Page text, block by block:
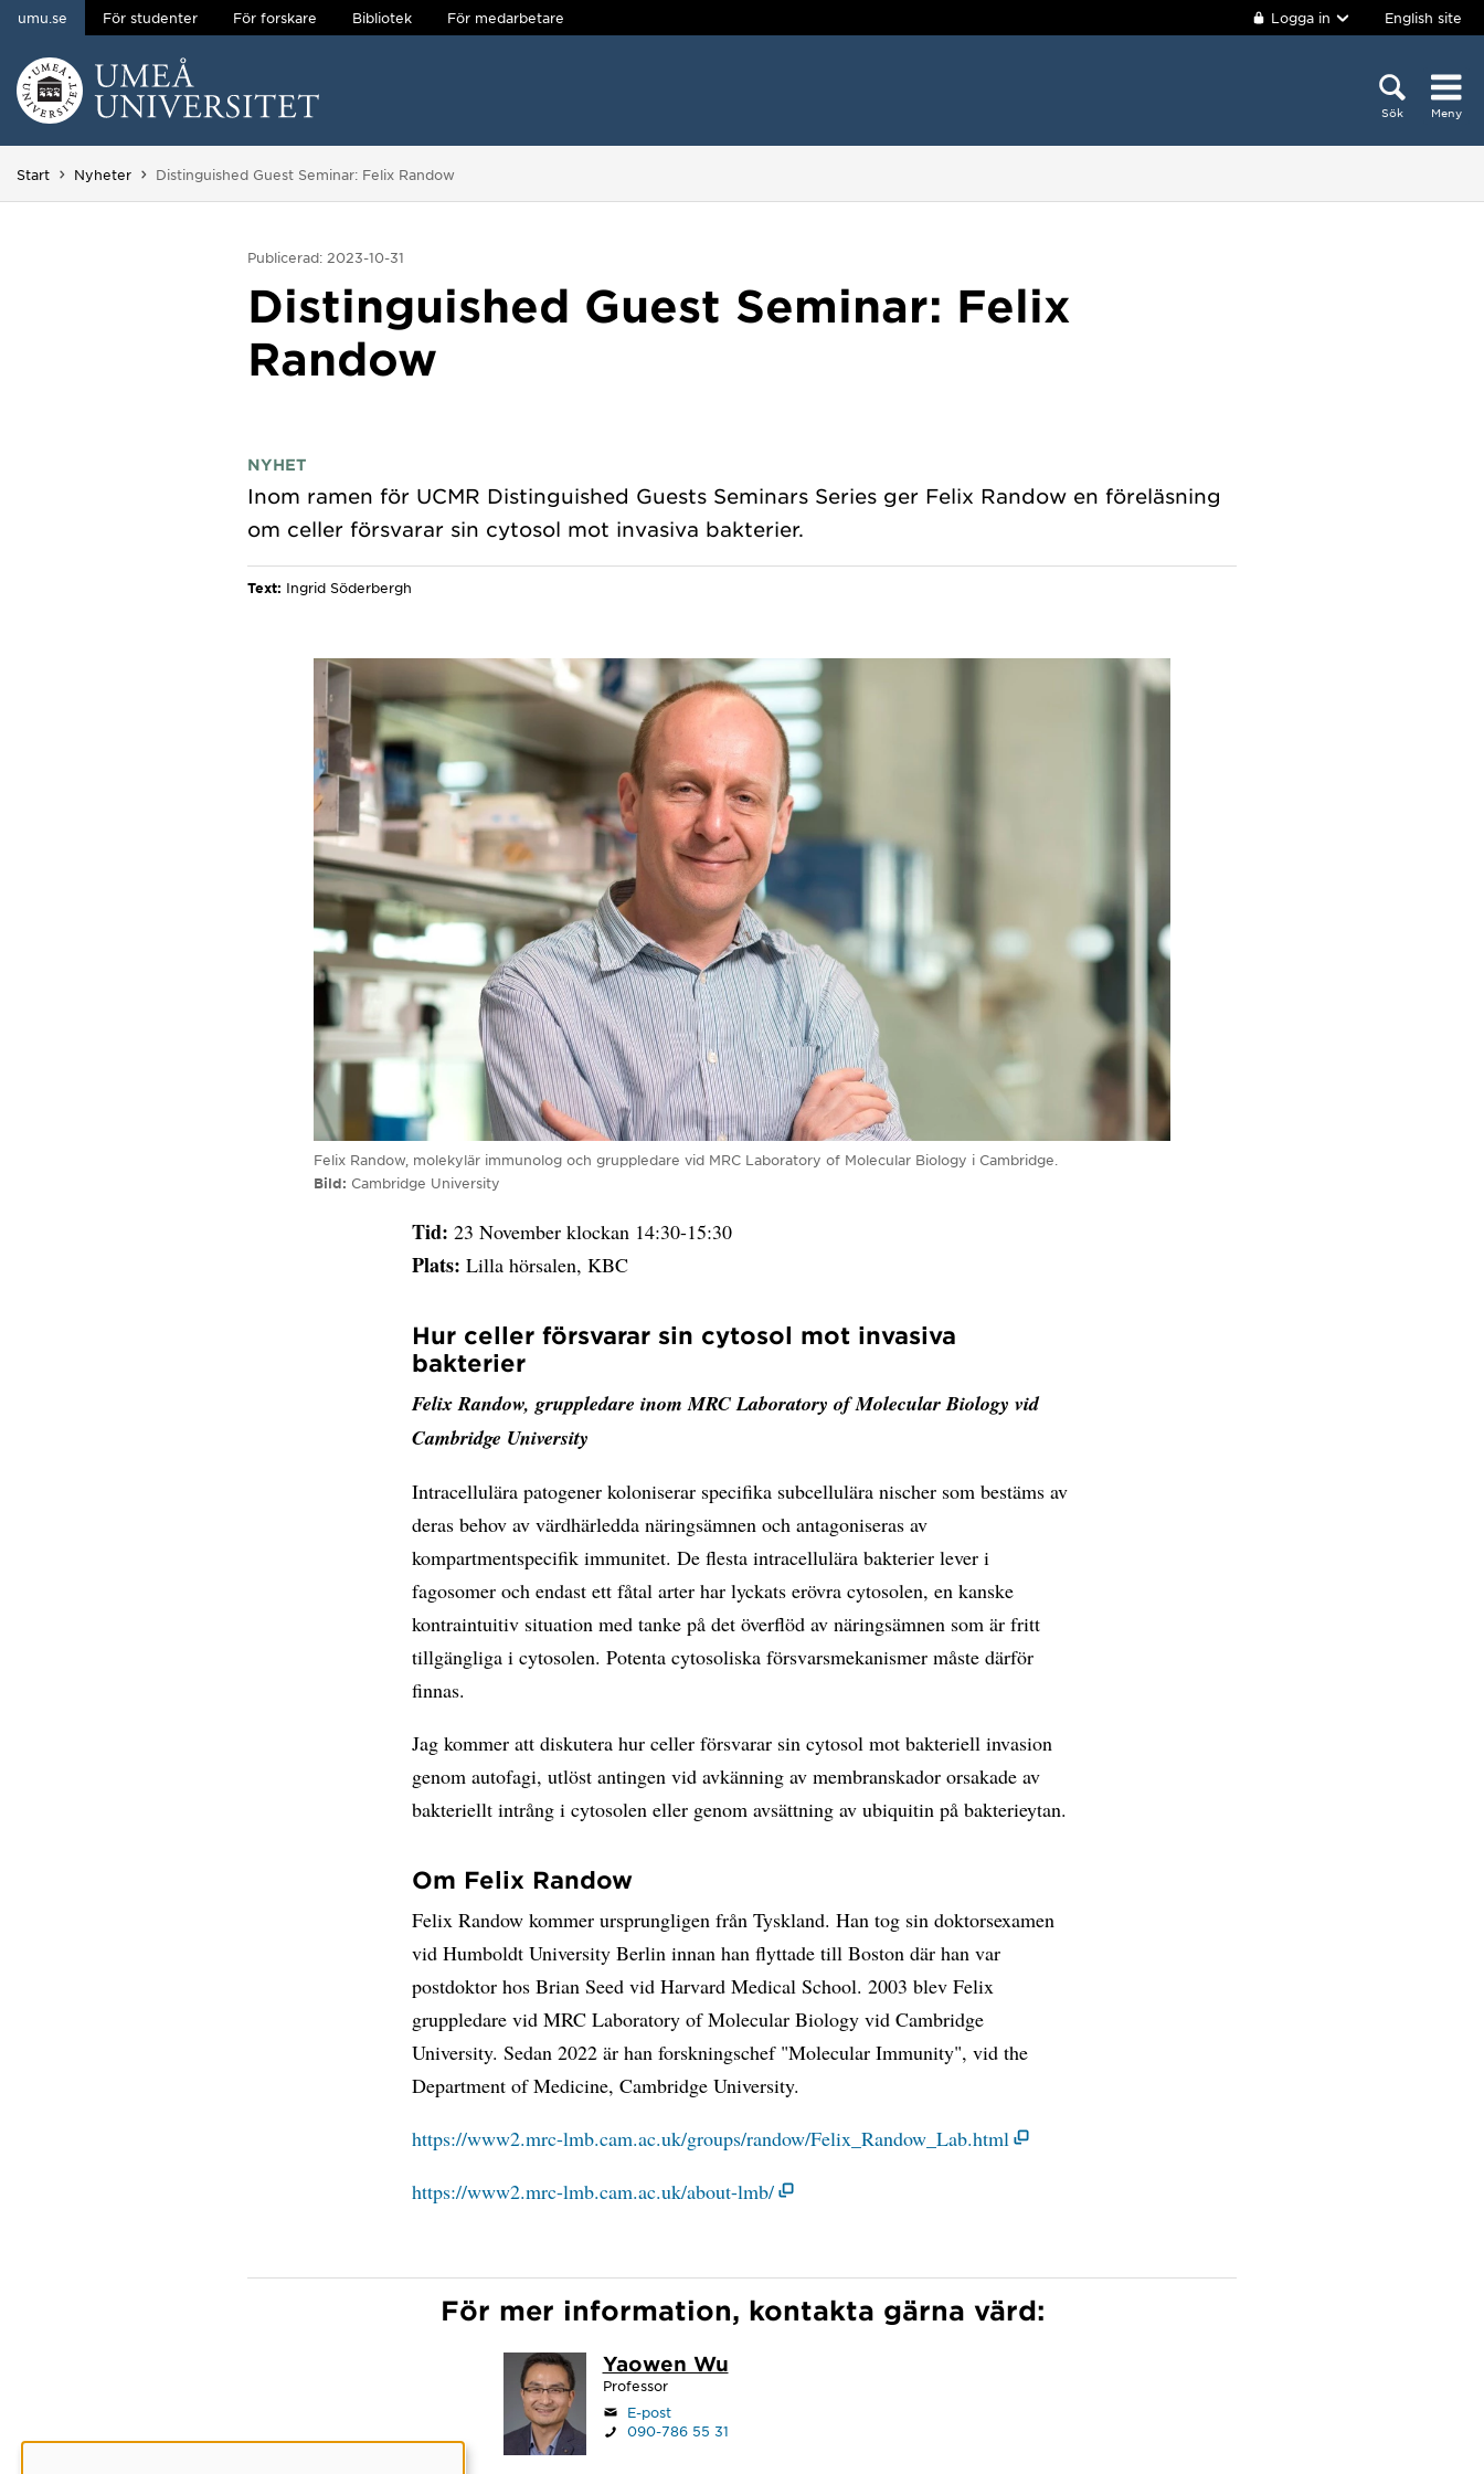
Hoppa direkt till innehållet
umu.se För studenter För forskare Bibliotek För medarbetare Logga in English site
Sök Meny
Start Nyheter Du är här:
Distinguished Guest Seminar: Felix Randow
Publicerad: 2023-10-31
Distinguished Guest Seminar: Felix
Randow
NYHET
Inom ramen för UCMR Distinguished Guests Seminars Series ger Felix Randow en föreläsning
Text: Ingrid Söderbergh
Felix Randow, molekylär immunolog och gruppledare vid MRC Laboratory of Molecular Biology i Cambridge.
Bild
Cambridge University
Tid: 23 November klockan 14:30-15:30
Plats: Lilla hörsalen, KBC
Hur celler försvarar sin cytosol mot invasiva
bakterier
Felix Randow, gruppledare inom MRC Laboratory of Molecular Biology vid
Cambridge University
Intracellulära patogener koloniserar specifika subcellulära nischer som bestäms av
deras behov av värdhärledda näringsämnen och antagoniseras av
kompartmentspecifik immunitet. De flesta intracellulära bakterier lever i
fagosomer och endast ett fåtal arter har lyckats erövra cytosolen, en kanske
kontraintuitiv situation med tanke på det överflöd av näringsämnen som är fritt
tillgängliga i cytosolen. Potenta cytosoliska försvarsmekanismer måste därför
finnas.
Jag kommer att diskutera hur celler försvarar sin cytosol mot bakteriell invasion
genom autofagi, utlöst antingen vid avkänning av membranskador orsakade av
bakteriellt intrång i cytosolen eller genom avsättning av ubiquitin på bakterieytan.
Om Felix Randow
Felix Randow kommer ursprungligen från Tyskland. Han tog sin doktorsexamen
vid Humboldt University Berlin innan han flyttade till Boston där han var
postdoktor hos Brian Seed vid Harvard Medical School. 2003 blev Felix
gruppledare vid MRC Laboratory of Molecular Biology vid Cambridge
University. Sedan 2022 är han forskningschef "Molecular Immunity", vid the
Department of Medicine, Cambridge University.
https://www2.mrc-lmb.cam.ac.uk/groups/randow/Felix_Randow_Lab.html
https://www2.mrc-lmb.cam.ac.uk/about-lmb/
För mer information, kontakta gärna värd:
Yaowen Wu
Professor
E-post
090-786 55 31